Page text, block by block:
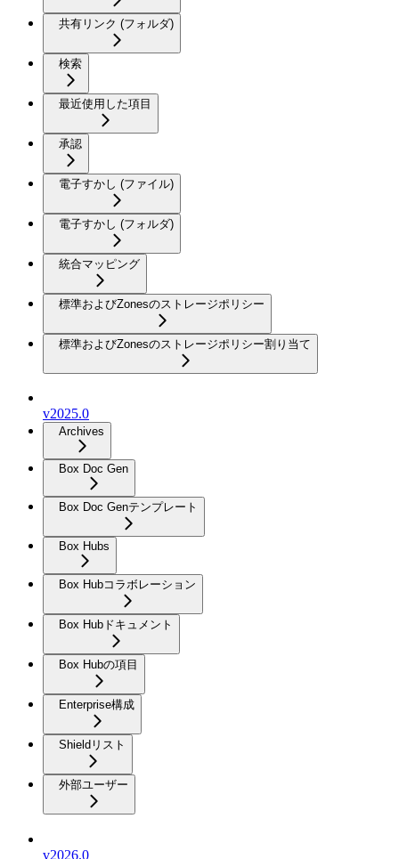
共有リンク (フォルダ)
検索
最近使用した項目
承認
電子すかし (ファイル)
電子すかし (フォルダ)
統合マッピング
標準およびZonesのストレージポリシー
標準およびZonesのストレージポリシー割り当て
v2025.0
Archives
Box Doc Gen
Box Doc Genテンプレート
Box Hubs
Box Hubコラボレーション
Box Hubドキュメント
Box Hubの項目
Enterprise構成
Shieldリスト
外部ユーザー
v2026.0